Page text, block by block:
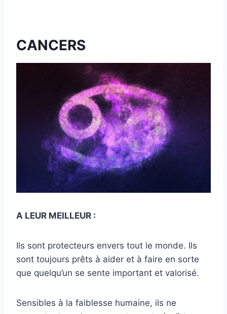
CANCERS
A LEUR MEILLEUR :
Ils sont protecteurs envers tout le monde. Ils
sont toujours prêts à aider et à faire en sorte
que quelqu’un se sente important et valorisé.
Sensibles à la faiblesse humaine, ils ne